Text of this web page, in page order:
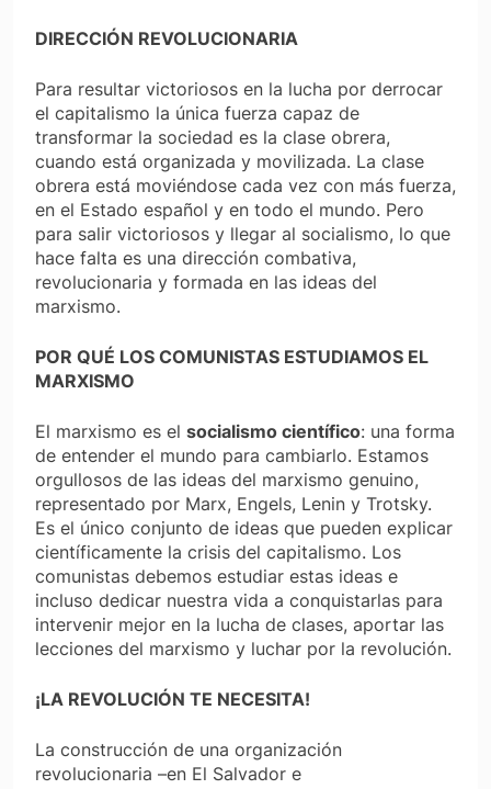
DIRECCIÓN REVOLUCIONARIA
Para resultar victoriosos en la lucha por derrocar
el capitalismo la única fuerza capaz de
transformar la sociedad es la clase obrera,
cuando está organizada y movilizada. La clase
obrera está moviéndose cada vez con más fuerza,
en el Estado español y en todo el mundo. Pero
para salir victoriosos y llegar al socialismo, lo que
hace falta es una dirección combativa,
revolucionaria y formada en las ideas del
marxismo.
POR QUÉ LOS COMUNISTAS ESTUDIAMOS EL
MARXISMO
El marxismo es el socialismo científico: una forma
de entender el mundo para cambiarlo. Estamos
orgullosos de las ideas del marxismo genuino,
representado por Marx, Engels, Lenin y Trotsky.
Es el único conjunto de ideas que pueden explicar
científicamente la crisis del capitalismo. Los
comunistas debemos estudiar estas ideas e
incluso dedicar nuestra vida a conquistarlas para
intervenir mejor en la lucha de clases, aportar las
lecciones del marxismo y luchar por la revolución.
¡LA REVOLUCIÓN TE NECESITA!
La construcción de una organización
revolucionaria –en El Salvador e